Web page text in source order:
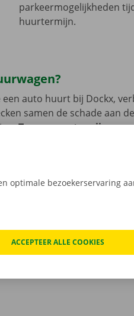
parkeermogelijkheden
huurtermijn.
auto huurt bij Dockx,
samen de schade aan
Transparante prijzen en
pechverhelping voor je
optimale bezoekerservaring
ACCEPTEER ALLE COOKIES